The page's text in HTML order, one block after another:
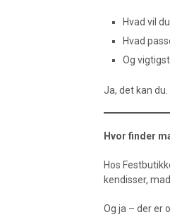
Hvad vil
Hvad
Og
Ja, det kan du.
Hvor finder
Hos
kendisser,
Og ja – der er